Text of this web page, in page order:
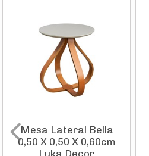
Mesa Lateral Bella
0,50 X 0,50 X 0,60cm